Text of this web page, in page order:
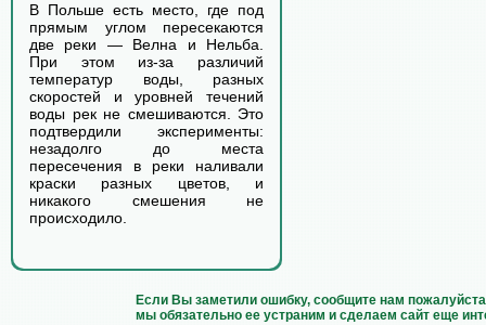
В Польше есть место, где под
прямым углом пересекаются
две реки — Велна и Нельба.
При этом из-за различий
температур воды, разных
скоростей и уровней течений
воды рек не смешиваются. Это
подтвердили эксперименты:
незадолго до места
пересечения в реки наливали
краски разных цветов, и
никакого смешения не
происходило.
Если Вы заметили ошибку, сообщите нам
мы обязательно ее устраним и сделаем сайт еще